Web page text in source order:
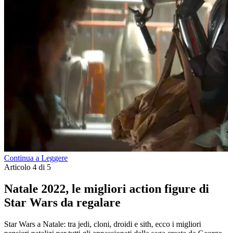
Continua a Leggere
Articolo 4 di 5
Natale 2022, le migliori action figure di
Star Wars da regalare
Star Wars a Natale: tra jedi, cloni, droidi e sith, ecco i migliori